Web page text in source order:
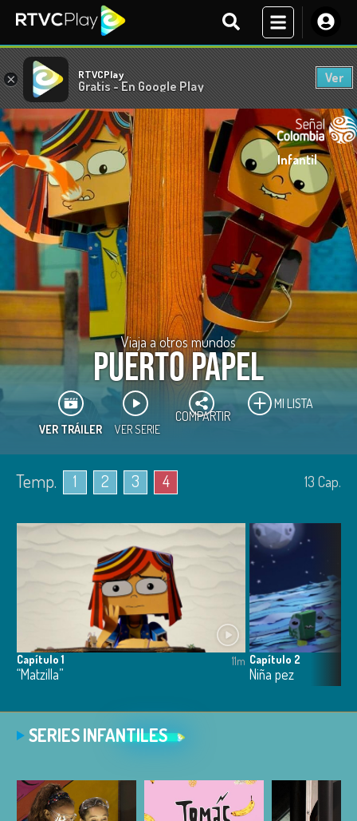
× RTVCPlay
Gratis - En Google Play
Ver
Infantil
Viaja a otros mundos
Puerto Papel
VER TRÁILER VER SERIE
COMPARTIR
MI LISTA
Temp. 1 2 3 4 13 Cap.
Capítulo 1
“Matzilla”
11m Capítulo 2
Niña pez
SERIES INFANTILES